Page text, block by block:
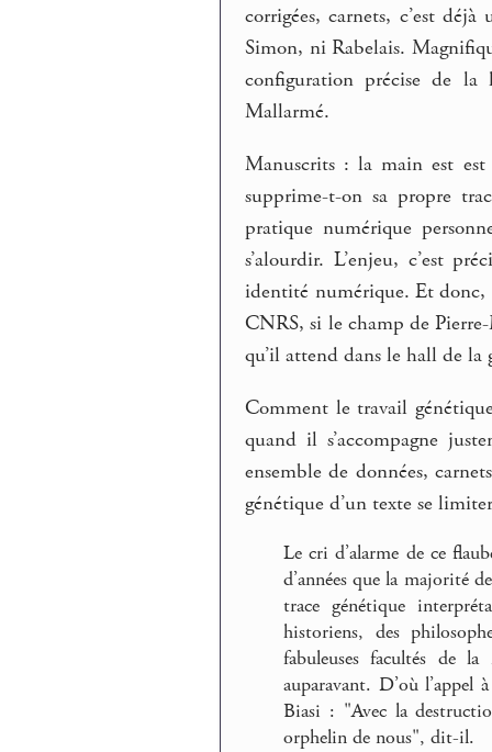
corrigées, carnets, c’est
Simon, ni Rabelais.
configuration précise de
Mallarmé.
Manuscrits : la main est
supprime-t-on sa propre
pratique numérique
s’alourdir. L’enjeu, c’est
identité numérique. Et
CNRS, si le champ de
qu’il attend dans le hall de la
Comment le travail
quand il s’accompagne
ensemble de données,
génétique d’un texte se
Le cri d’alarme de ce
d’années que la majorité
trace génétique
historiens, des
fabuleuses facultés de
auparavant. D’où l’appel
Biasi : "Avec la
orphelin de nous", dit-il.